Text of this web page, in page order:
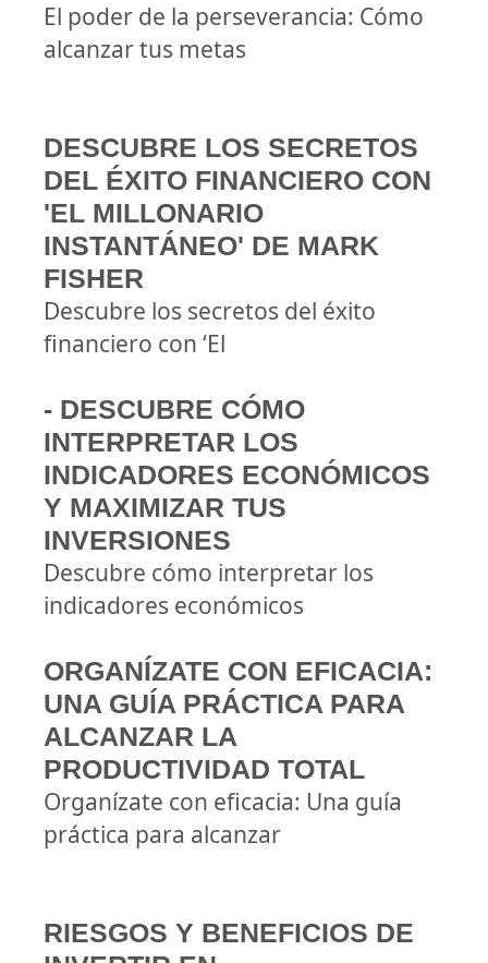
El poder de la perseverancia: Cómo
alcanzar tus metas
DESCUBRE LOS SECRETOS
DEL ÉXITO FINANCIERO CON
'EL MILLONARIO
INSTANTÁNEO' DE MARK
FISHER
Descubre los secretos del éxito
financiero con ‘El
- DESCUBRE CÓMO
INTERPRETAR LOS
INDICADORES ECONÓMICOS
Y MAXIMIZAR TUS
INVERSIONES
Descubre cómo interpretar los
indicadores económicos
ORGANÍZATE CON EFICACIA:
UNA GUÍA PRÁCTICA PARA
ALCANZAR LA
PRODUCTIVIDAD TOTAL
Organízate con eficacia: Una guía
práctica para alcanzar
RIESGOS Y BENEFICIOS DE